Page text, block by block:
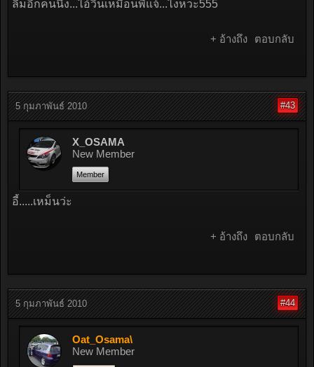
ลืมอีกคนนึง...ไอ้วินเหมือนพี่แจ้...ไงหวะ555
+ อ้างถึง ตอบกลับ
5 กุมภาพันธ์ 2010 #43
X_OSAMA
New Member
Member
อี้.....เหม็นว่ะ
+ อ้างถึง ตอบกลับ
5 กุมภาพันธ์ 2010 #44
Oat_Osama\
New Member